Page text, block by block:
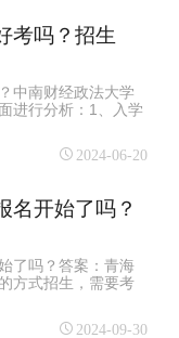
考吗？招生
中南财经政法大学
进行分析：1、入学
2024-06-20
名开始了吗？
了吗？答案：青海
方式招生，需要考
2024-09-30